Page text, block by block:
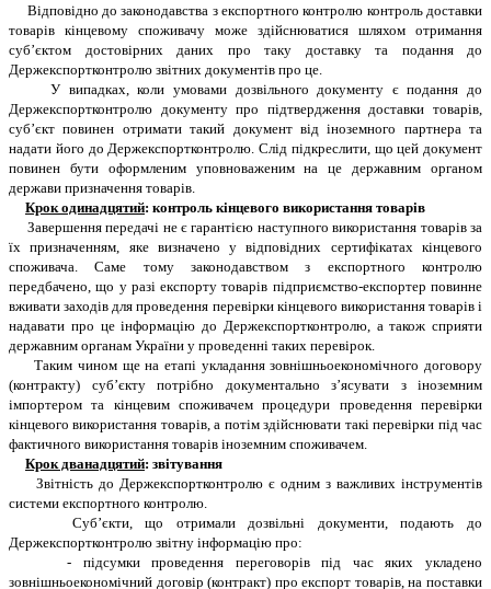
Відповідно до законодавства з експортного контролю контроль доставки
товарів кінцевому споживачу може здійснюватися шляхом отримання
суб’єктом достовірних даних про таку доставку та подання до
Держекспортконтролю звітних документів про це.
У випадках, коли умовами дозвільного документу є подання до
Держекспортконтролю документу про підтвердження доставки товарів,
суб’єкт повинен отримати такий документ від іноземного партнера та
надати його до Держекспортконтролю. Слід підкреслити, що цей документ
повинен бути оформленим уповноваженим на це державним органом
держави призначення товарів.
Крок одинадцятий: контроль кінцевого використання товарів
Завершення передачі не є гарантією наступного використання товарів за
їх призначенням, яке визначено у відповідних сертифікатах кінцевого
споживача. Саме тому законодавством з експортного контролю
передбачено, що у разі експорту товарів підприємство-експортер повинне
вживати заходів для проведення перевірки кінцевого використання товарів і
надавати про це інформацію до Держекспортконтролю, а також сприяти
державним органам України у проведенні таких перевірок.
Таким чином ще на етапі укладання зовнішньоекономічного договору
(контракту) суб’єкту потрібно документально з’ясувати з іноземним
імпортером та кінцевим споживачем процедури проведення перевірки
кінцевого використання товарів, а потім здійснювати такі перевірки під час
фактичного використання товарів іноземним споживачем.
Крок дванадцятий: звітування
Звітність до Держекспортконтролю є одним з важливих інструментів
системи експортного контролю.
Суб’єкти, що отримали дозвільні документи, подають до
Держекспортконтролю звітну інформацію про:
- підсумки проведення переговорів під час яких укладено
зовнішньоекономічний договір (контракт) про експорт товарів, на поставки